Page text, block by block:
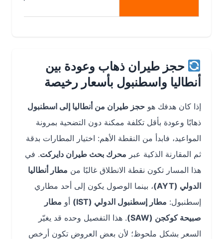
حجز طيران ذهاب وعودة بين
أنطاليا واسطنبول بأسعار رخيصة
إذا كان هدفك هوحجز طيران من أنطاليا إلى اسطنبول
ذهابًا وعودة بأقل تكلفة ممكنة دون التضحية بمرونة
المواعيد، فابدأ من النقطة الأهم: اختيار المطارات بدقة
ثم المقارنة الذكية عبرمحرك بحث طيران دايركت. في
هذا المسار تكون نقطة الانطلاق غالبًا منمطار أنطاليا
الدولي (AYT)
، بينما الوصول يكون إلى أحد مطاري
إسطنبول:مطار إسطنبول الدولي (IST) أومطار
صبيحة كوكجن (SAW)
. هذا التفصيل وحده قد يغيّر
السعر بشكل ملحوظ؛ لأن بعض العروض تكون أرخص